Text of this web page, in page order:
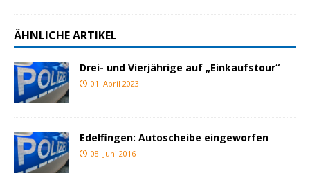
ÄHNLICHE ARTIKEL
Drei- und Vierjährige auf „Einkaufstour“
01. April 2023
Edelfingen: Autoscheibe eingeworfen
08. Juni 2016